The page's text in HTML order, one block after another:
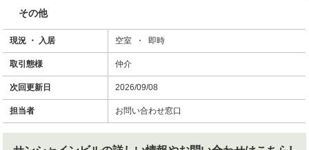
その他
現況 ・ 入居 空室 ・ 即時
取引態様 仲介
次回更新日 2026/09/08
担当者 お問い合わせ窓口